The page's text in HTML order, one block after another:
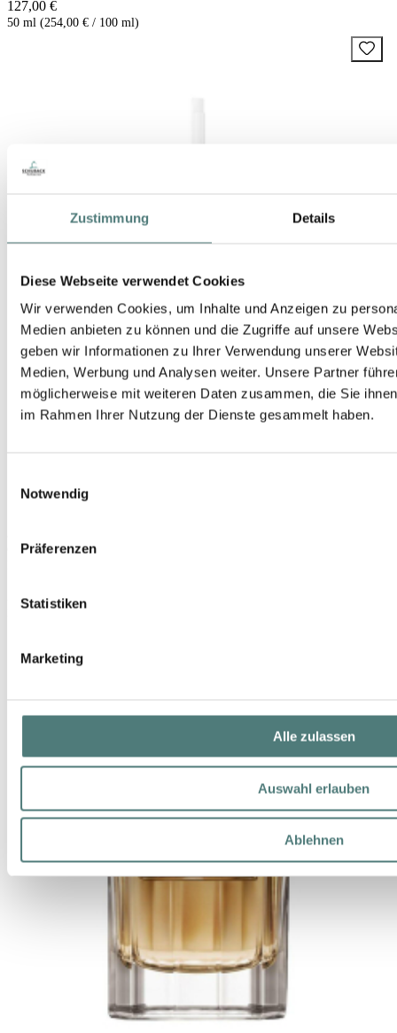
Zustimmung Details
Diese Webseite verwendet Cookies
Wir verwenden Cookies, um Inhalte und Anzeigen zu
Medien anbieten zu können und die Zugriffe auf unsere
geben wir Informationen zu Ihrer Verwendung unserer
Medien, Werbung und Analysen weiter. Unsere Partner
möglicherweise mit weiteren Daten zusammen, die Sie
im Rahmen Ihrer Nutzung der Dienste gesammelt haben.
Notwendig
Präferenzen
Statistiken
Marketing
Alle zulassen
Auswahl erlauben
Ablehnen
127,00 €
50 ml (254,00 € / 100 ml)
Gaultier Divine Le Parfum EdP Intense Nat. Spray Refill
220,00 €
200 ml (110,00 € / 100 ml)